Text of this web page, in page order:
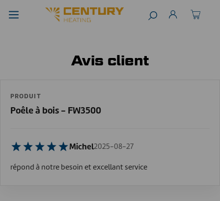
Avis client
PRODUIT
Poêle à bois - FW3500
Michel2025-08-27
répond à notre besoin et excellant service